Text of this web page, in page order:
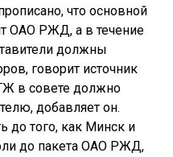
что основной
ОАО РЖД, а в течение
должны
говорит источник
в совете должно
добавляет он.
до того, как Минск и
до пакета ОАО РЖД,